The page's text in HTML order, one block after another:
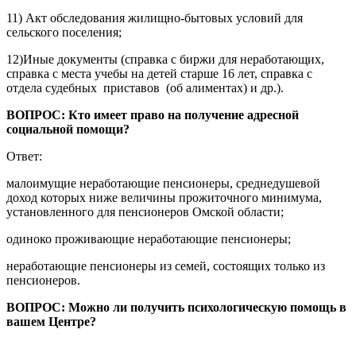
11) Акт обследования жилищно-бытовых условий для
сельского поселения;
12)Иные документы (справка с биржи для неработающих,
справка с места учебы на детей старше 16 лет, справка с
отдела судебных приставов (об алиментах) и др.).
ВОПРОС: Кто имеет право на получение адресной
социальной помощи?
Ответ:
малоимущие неработающие пенсионеры, среднедушевой
доход которых ниже величины прожиточного минимума,
установленного для пенсионеров Омской области;
одиноко проживающие неработающие пенсионеры;
неработающие пенсионеры из семей, состоящих только из
пенсионеров.
ВОПРОС: Можно ли получить психологическую помощь в
вашем Центре?